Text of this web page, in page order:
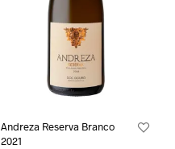
Andreza Reserva Branco
2021